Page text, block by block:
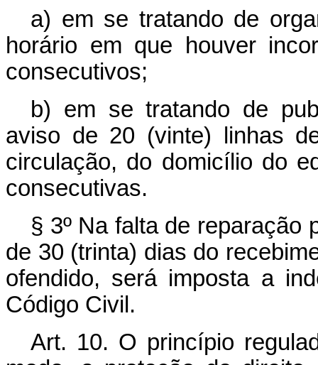
a) em se tratando de
horário em que houver
consecutivos;
b) em se tratando de
aviso de 20 (vinte) linhas
circulação, do domicílio do
consecutivas.
§ 3º Na falta de reparação
de 30 (trinta) dias do
ofendido, será imposta a
Código Civil.
Art. 10. O princípio